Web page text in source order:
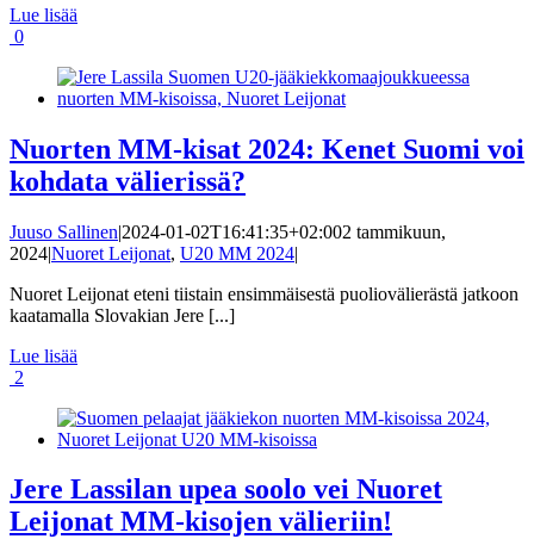
Lue lisää
0
Nuorten MM-kisat 2024: Kenet Suomi voi
kohdata välierissä?
Juuso Sallinen|2024-01-02T16:41:35+02:002 tammikuun,
2024|Nuoret Leijonat, U20 MM 2024|
Nuoret Leijonat eteni tiistain ensimmäisestä puoliovälierästä jatkoon
kaatamalla Slovakian Jere [...]
Lue lisää
2
Jere Lassilan upea soolo vei Nuoret
Leijonat MM-kisojen välieriin!